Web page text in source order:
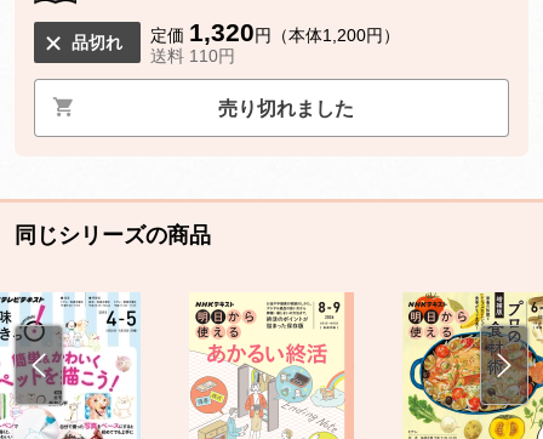
品切れ 定価 1,320円（本体1,200円）
送料 110円
売り切れました
同じシリーズの商品